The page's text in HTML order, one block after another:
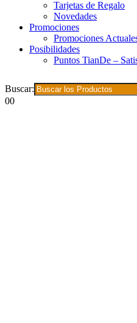
Tarjetas de Regalo
Novedades
Promociones
Promociones
Posibilidades
Puntos TianDe –
Buscar:
00